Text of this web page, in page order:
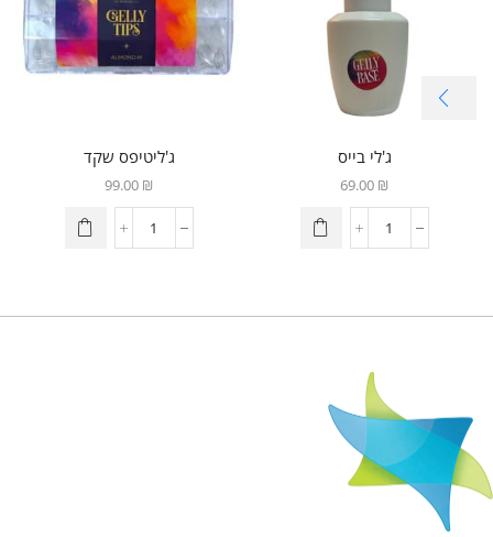
ג'לי בייס
69.00 ₪
ג'ליטיפס שקד
99.00 ₪